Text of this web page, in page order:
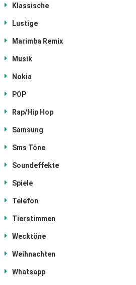
Klassische
Lustige
Marimba Remix
Musik
Nokia
POP
Rap/Hip Hop
Samsung
Sms Töne
Soundeffekte
Spiele
Telefon
Tierstimmen
Wecktöne
Weihnachten
Whatsapp